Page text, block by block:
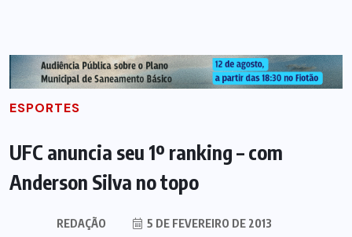
ESPORTES
UFC anuncia seu 1º ranking – com
Anderson Silva no topo
REDAÇÃO 5 DE FEVEREIRO DE 2013